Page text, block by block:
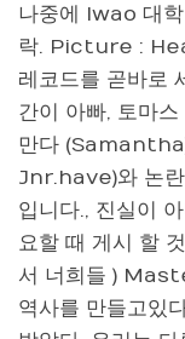
나중에 Iwao 대
락. Picture :
레코드를 곧바로
간이 아빠, 토마
만다
Jnr.have)와 논란
입니다., 진실이
요할 때 게시 할
서 너희들 )
역사를 만들고있